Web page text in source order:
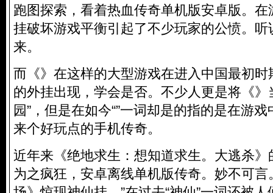
跑图探索，看着热血传奇单机版安卓版。
挂破坏游戏平衡引起了不少玩家的公愤。
来。
而《》在这样的大型游戏在进入中国最初
的外挂出现，学会是否。不少人更是将《》
园”，但是在如今“”一词却是的指的是在游
来个好玩点的手机传奇。
近年来《绝地求生：想知道求生。大逃杀
为之疯狂，安卓离线单机版传奇。妙不可